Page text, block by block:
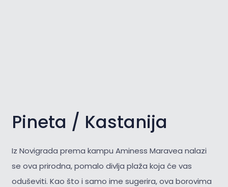
Pineta / Kastanija
Iz Novigrada prema kampu Aminess Maravea nalazi
se ova prirodna, pomalo divlja plaža koja će vas
oduševiti. Kao što i samo ime sugerira, ova borovima